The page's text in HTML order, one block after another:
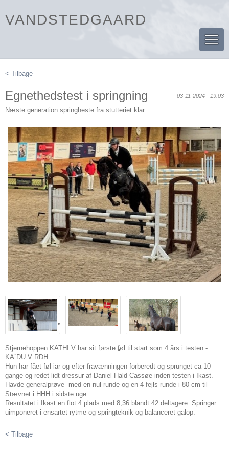
VANDSTEDGAARD
< Tilbage
Egnethedstest i springning 03-11-2024 - 19:03
Næste generation springheste fra stutteriet klar.
Stjernehoppen KATHI V har sit første føl til start som 4 års i testen -
KA`DU V RDH.
Hun har fået føl iår og efter fravænningen forberedt og sprunget ca 10
gange og redet lidt dressur af Daniel Hald Cassøe inden testen i Ikast.
Havde generalprøve med en nul runde og en 4 fejls runde i 80 cm til
Stævnet i HHH i sidste uge.
Resultatet i Ikast en flot 4 plads med 8,36 blandt 42 deltagere. Springer
uimponeret i ensartet rytme og springteknik og balanceret galop.
< Tilbage